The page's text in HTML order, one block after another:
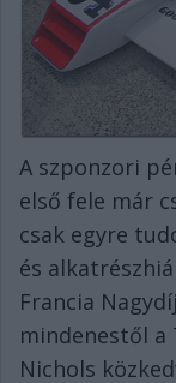
A szponzori
első fele már
csak egyre
és
Francia
mindenestől a
Nichols